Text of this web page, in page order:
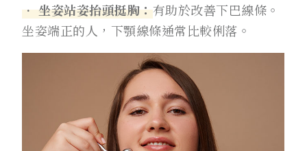
• 坐姿站姿抬頭挺胸：有助於改善下巴線條。
坐姿端正的人，下顎線條通常比較俐落。